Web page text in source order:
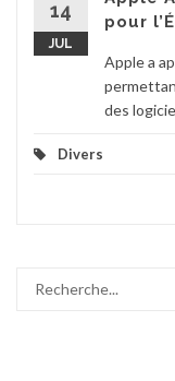
14
JUL
pour
Apple a
des
Divers